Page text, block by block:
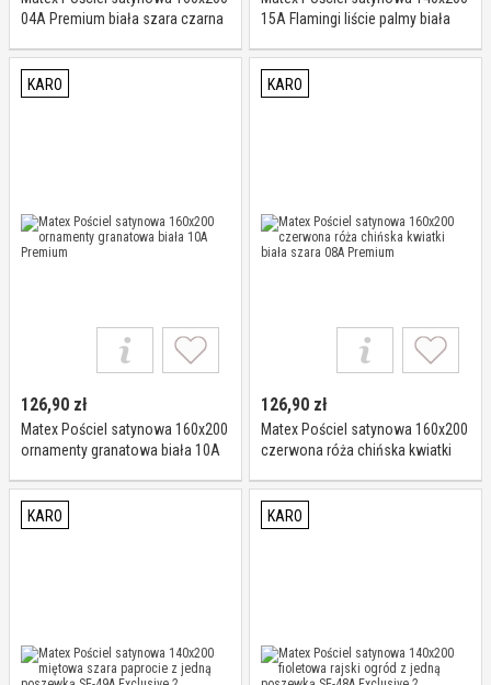
04A Premium biała szara czarna
15A Flamingi liście palmy biała
KARO
126,90 zł
Matex Pościel satynowa 160x200
ornamenty granatowa biała 10A
KARO
126,90 zł
Matex Pościel satynowa 160x200
czerwona róża chińska kwiatki
KARO KARO